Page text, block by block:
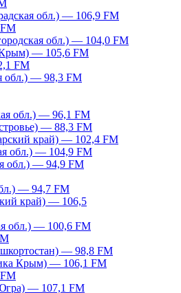
обл.) — 106,9 FM
обл.) — 104,0 FM
Крым) — 105,6 FM
FM
обл.) — 98,3 FM
обл.) — 96,1 FM
— 88,3 FM
край) — 102,4 FM
обл.) — 104,9 FM
обл.) — 94,9 FM
— 94,7 FM
край) — 106,5
обл.) — 100,6 FM
— 98,8 FM
Крым) — 106,1 FM
— 107,1 FM